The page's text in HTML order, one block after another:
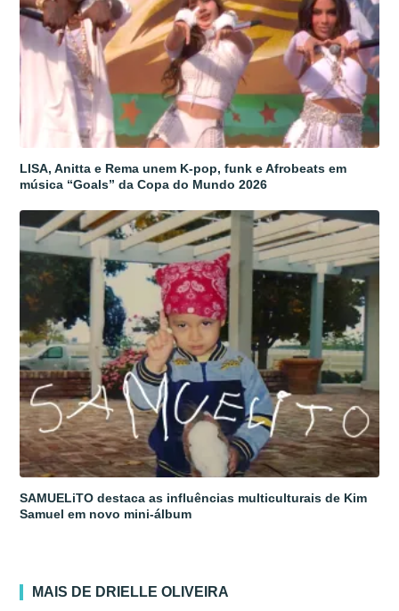
LISA, Anitta e Rema unem K-pop, funk e Afrobeats em
música “Goals” da Copa do Mundo 2026
SAMUELiTO destaca as influências multiculturais de Kim
Samuel em novo mini-álbum
MAIS DE DRIELLE OLIVEIRA